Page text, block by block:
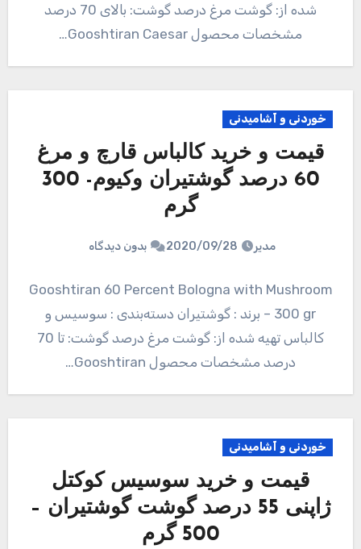
شده از: گوشت مرغ درصد گوشت: بالای 70 درصد
مشخصات محصول Gooshtiran Caesar…
خوردنی و آشامیدنی
قیمت و خرید کالباس قارچ و مرغ
60 درصد گوشتیران وکیوم- 300
گرم
مدیر 2020/09/28 بدون دیدگاه
Gooshtiran 60 Percent Bologna with Mushroom
– 300 gr برند : گوشتیران دسته‌بندی : سوسیس و
کالباس تهیه شده از: گوشت مرغ درصد گوشت: تا 70
درصد مشخصات محصول Gooshtiran…
خوردنی و آشامیدنی
قیمت و خرید سوسیس کوکتل
ژاپنی 55 درصد گوشت گوشتیران –
500 گرم